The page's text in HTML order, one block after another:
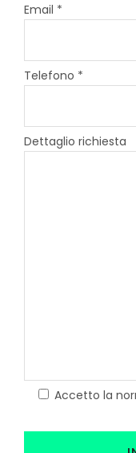
Email *
Telefono *
Dettaglio richiesta
Accetto la